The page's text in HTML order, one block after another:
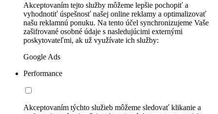
Akceptovaním tejto služby môžeme lepšie pochopiť a
vyhodnotiť úspešnosť našej online reklamy a optimalizovať
našu reklamnú ponuku. Na tento účel synchronizujeme Vaše
zašifrované osobné údaje s nasledujúcimi externými
poskytovateľmi, ak už využívate ich služby:
Google Ads
Performance
Akceptovaním týchto služieb môžeme sledovať klikanie a